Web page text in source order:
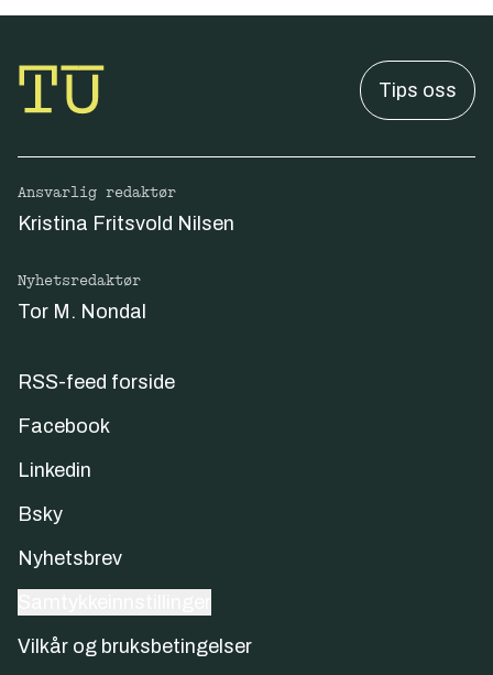
Tips oss
Ansvarlig redaktør
Kristina Fritsvold Nilsen
Nyhetsredaktør
Tor M. Nondal
RSS-feed forside
Facebook
Linkedin
Bsky
Nyhetsbrev
Vilkår og bruksbetingelser